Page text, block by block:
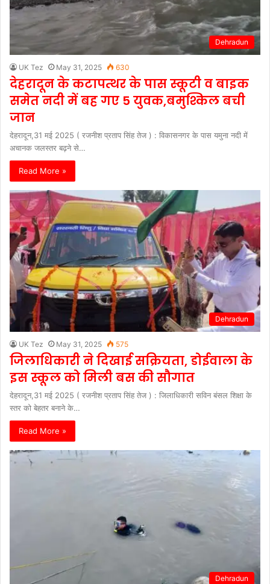
Dehradun
UK Tez May 31, 2025 630
देहरादून के कटापत्थर के पास स्कूटी व बाइक
समेत नदी में बह गए 5 युवक,बमुश्किल बची
जान
देहरादून,31 मई 2025 ( रजनीश प्रताप सिंह तेज ) : विकासनगर के पास यमुना नदी में
अचानक जलस्तर बढ़ने से…
Read More »
Dehradun
UK Tez May 31, 2025 575
जिलाधिकारी ने दिखाई सक्रियता, डोईवाला के
इस स्कूल को मिली बस की सौगात
देहरादून,31 मई 2025 ( रजनीश प्रताप सिंह तेज ) : जिलाधिकारी सविन बंसल शिक्षा के
स्तर को बेहतर बनाने के…
Read More »
Dehradun